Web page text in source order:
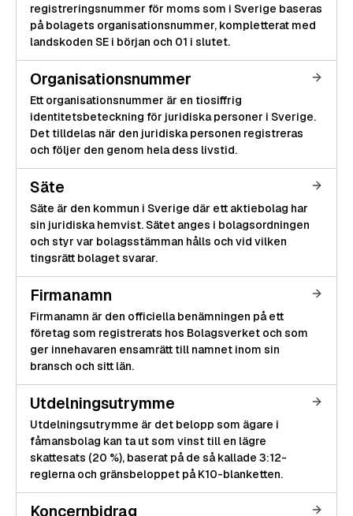
registreringsnummer för moms som i Sverige baseras
på bolagets organisationsnummer, kompletterat med
landskoden SE i början och 01 i slutet.
Organisationsnummer
Ett organisationsnummer är en tiosiffrig
identitetsbeteckning för juridiska personer i Sverige.
Det tilldelas när den juridiska personen registreras
och följer den genom hela dess livstid.
Säte
Säte är den kommun i Sverige där ett aktiebolag har
sin juridiska hemvist. Sätet anges i bolagsordningen
och styr var bolagsstämman hålls och vid vilken
tingsrätt bolaget svarar.
Firmanamn
Firmanamn är den officiella benämningen på ett
företag som registrerats hos Bolagsverket och som
ger innehavaren ensamrätt till namnet inom sin
bransch och sitt län.
Utdelningsutrymme
Utdelningsutrymme är det belopp som ägare i
fåmansbolag kan ta ut som vinst till en lägre
skattesats (20 %), baserat på de så kallade 3:12-
reglerna och gränsbeloppet på K10-blanketten.
Koncernbidrag